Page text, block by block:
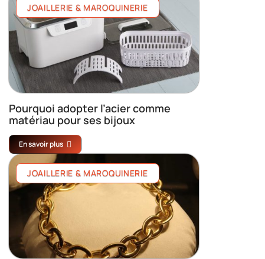
JOAILLERIE & MAROQUINERIE
Pourquoi adopter l’acier comme
matériau pour ses bijoux
En savoir plus
JOAILLERIE & MAROQUINERIE